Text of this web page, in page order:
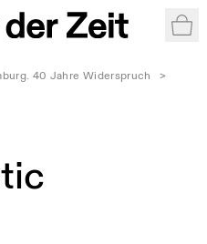
40 Jahre Widerspruch
>